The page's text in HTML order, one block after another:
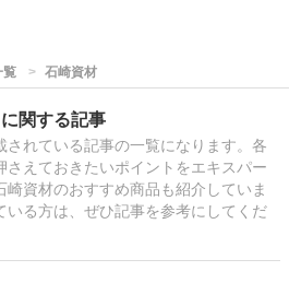
覧 石崎資材
関する記事
れている記事の一覧になります。各
えておきたいポイントをエキスパー
崎資材のおすすめ商品も紹介していま
いる方は、ぜひ記事を参考にしてくだ